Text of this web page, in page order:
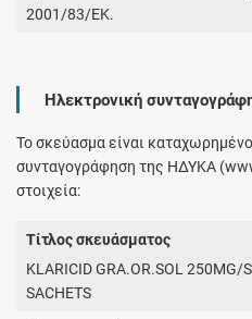
2001/83/ΕΚ.
Ηλεκτρονική
Το σκεύασμα είναι
συνταγογράφηση της ΗΔΥΚΑ
στοιχεία:
Τίτλος σκευάσματος
KLARICID GRA.OR.SOL 250MG/
SACHETS